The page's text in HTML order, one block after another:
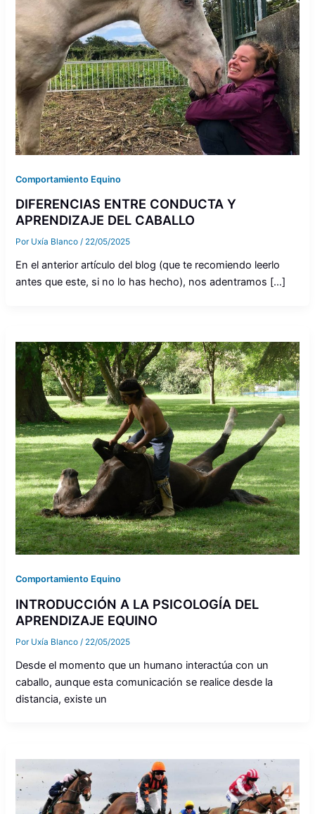
Comportamiento Equino
DIFERENCIAS ENTRE CONDUCTA Y
APRENDIZAJE DEL CABALLO
Por Uxía Blanco/ 22/05/2025
En el anterior artículo del blog (que te recomiendo leerlo
antes que este, si no lo has hecho), nos adentramos […]
Comportamiento Equino
INTRODUCCIÓN A LA PSICOLOGÍA DEL
APRENDIZAJE EQUINO
Por Uxía Blanco / 22/05/2025
Desde el momento que un humano interactúa con un
caballo, aunque esta comunicación se realice desde la
distancia, existe un